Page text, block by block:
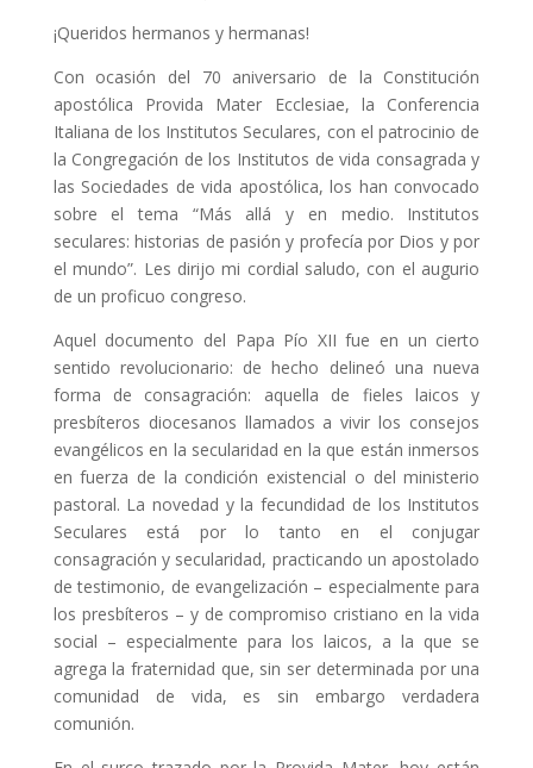
¡Queridos hermanos y hermanas!
Con ocasión del 70 aniversario de la Constitución
apostólica Provida Mater Ecclesiae, la Conferencia
Italiana de los Institutos Seculares, con el patrocinio de
la Congregación de los Institutos de vida consagrada y
las Sociedades de vida apostólica, los han convocado
sobre el tema “Más allá y en medio. Institutos
seculares: historias de pasión y profecía por Dios y por
el mundo”. Les dirijo mi cordial saludo, con el augurio
de un proficuo congreso.
Aquel documento del Papa Pío XII fue en un cierto
sentido revolucionario: de hecho delineó una nueva
forma de consagración: aquella de fieles laicos y
presbíteros diocesanos llamados a vivir los consejos
evangélicos en la secularidad en la que están inmersos
en fuerza de la condición existencial o del ministerio
pastoral. La novedad y la fecundidad de los Institutos
Seculares está por lo tanto en el conjugar
consagración y secularidad, practicando un apostolado
de testimonio, de evangelización – especialmente para
los presbíteros – y de compromiso cristiano en la vida
social – especialmente para los laicos, a la que se
agrega la fraternidad que, sin ser determinada por una
comunidad de vida, es sin embargo verdadera
comunión.